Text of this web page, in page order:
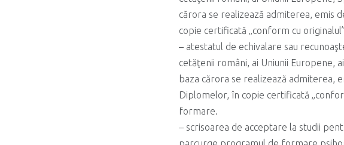
cărora se realizează admiterea, emis
copie certificată „conform cu
– atestatul de echivalare sau
cetăţenii români, ai Uniunii Europene,
baza cărora se realizează admiterea,
Diplomelor, în copie certificată
formare.
– scrisoarea de acceptare la studii